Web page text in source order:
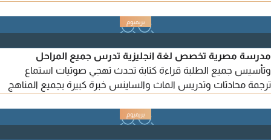
معالجة نقاط الضعف في أي مادة، تأسيس اللغات والرياضيات، تحفيظ
القرآن، وجميع المواد الدراسية الأخرى. واتساب للتواصل
مدرسة مصرية تخصص لغة انجليزية تدرس جميع المراحل
وتأسيس جميع الطلبة قراءة كتابة تحدث تهجي صوتيات استماع
ترجمة محادثات وتدريس الماث والساينس خبرة كبيرة بجميع المناهج
الاماراتية موجودة في مدينة محمد بن زايد